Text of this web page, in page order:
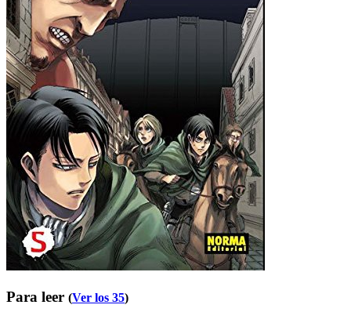
Para leer (Ver los 35)